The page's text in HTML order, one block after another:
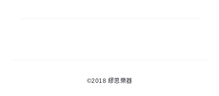
©2018 繆思樂器